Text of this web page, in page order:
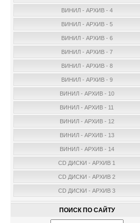
ВИНИЛ - АРХИВ - 4
ВИНИЛ - АРХИВ - 5
ВИНИЛ - АРХИВ - 6
ВИНИЛ - АРХИВ - 7
ВИНИЛ - АРХИВ - 8
ВИНИЛ - АРХИВ - 9
ВИНИЛ - АРХИВ - 10
ВИНИЛ - АРХИВ - 11
ВИНИЛ - АРХИВ - 12
ВИНИЛ - АРХИВ - 13
ВИНИЛ - АРХИВ - 14
CD ДИСКИ - АРХИВ 1
CD ДИСКИ - АРХИВ 2
CD ДИСКИ - АРХИВ 3
ПОИСК ПО САЙТУ